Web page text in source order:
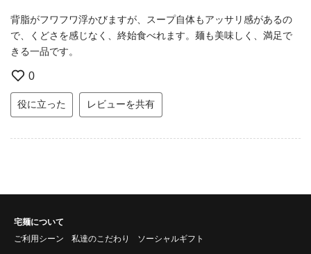
背脂がフワフワ浮かびますが、スープ自体もアッサリ感があるの
で、くどさを感じなく、終始食べれます。麺も美味しく、満足で
きる一品です。
0
役に立った レビューを共有
宅麺について
ご利用シーン
私達のこだわり ソーシャルギフト